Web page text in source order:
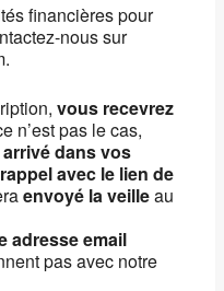
financières pour
nous sur
vous recevrez
n’est pas le cas,
arrivé dans vos
rappel avec le lien de
envoyé la veilleau
adresse email
pas avec notre